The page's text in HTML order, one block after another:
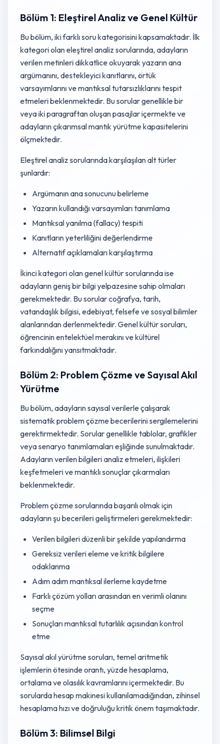
Bölüm 1: Eleştirel Analiz ve Genel Kültür
Bu bölüm, iki farklı soru kategorisini kapsamaktadır. İlk
kategori olan eleştirel analiz sorularında, adayların
verilen metinleri dikkatlice okuyarak yazarın ana
argümanını, destekleyici kanıtlarını, örtük
varsayımlarını ve mantıksal tutarsızlıklarını tespit
etmeleri beklenmektedir. Bu sorular genellikle bir
veya iki paragraftan oluşan pasajlar içermekte ve
adayların çıkarımsal mantık yürütme kapasitelerini
ölçmektedir.
Eleştirel analiz sorularında karşılaşılan alt türler
şunlardır:
Argümanın ana sonucunu belirleme
Yazarın kullandığı varsayımları tanımlama
Mantıksal yanılma (fallacy) tespiti
Kanıtların yeterliliğini değerlendirme
Alternatif açıklamaları karşılaştırma
İkinci kategori olan genel kültür sorularında ise
adayların geniş bir bilgi yelpazesine sahip olmaları
gerekmektedir. Bu sorular coğrafya, tarih,
vatandaşlık bilgisi, edebiyat, felsefe ve sosyal bilimler
alanlarından derlenmektedir. Genel kültür soruları,
öğrencinin entelektüel merakını ve kültürel
farkındalığını yansıtmaktadır.
Bölüm 2: Problem Çözme ve Sayısal Akıl
Yürütme
Bu bölüm, adayların sayısal verilerle çalışarak
sistematik problem çözme becerilerini sergilemelerini
gerektirmektedir. Sorular genellikle tablolar, grafikler
veya senaryo tanımlamaları eşliğinde sunulmaktadır.
Adayların verilen bilgileri analiz etmeleri, ilişkileri
keşfetmeleri ve mantıklı sonuçlar çıkarmaları
beklenmektedir.
Problem çözme sorularında başarılı olmak için
adayların şu becerileri geliştirmeleri gerekmektedir:
Verilen bilgileri düzenli bir şekilde yapılandırma
Gereksiz verileri eleme ve kritik bilgilere
odaklanma
Adım adım mantıksal ilerleme kaydetme
Farklı çözüm yolları arasından en verimli olanını
seçme
Sonuçları mantıksal tutarlılık açısından kontrol
etme
Sayısal akıl yürütme soruları, temel aritmetik
işlemlerin ötesinde orantı, yüzde hesaplama,
ortalama ve olasılık kavramlarını içermektedir. Bu
sorularda hesap makinesi kullanılamadığından, zihinsel
hesaplama hızı ve doğruluğu kritik önem taşımaktadır.
Bölüm 3: Bilimsel Bilgi